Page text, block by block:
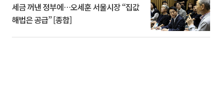
세금 꺼낸 정부에…오세훈 서울시장 “집값
해법은 공급” [종합]